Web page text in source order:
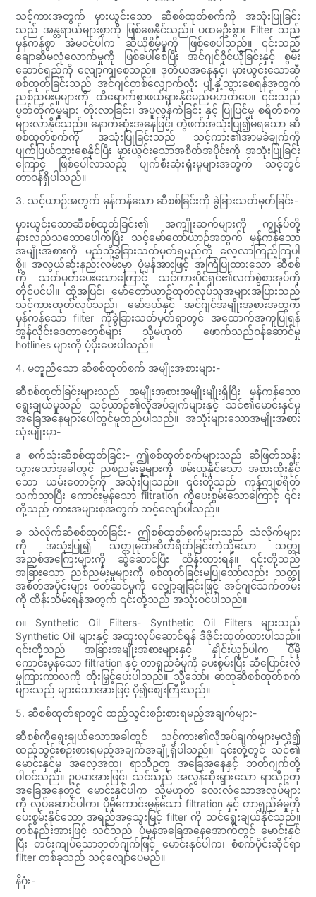
သင့်ကားအတွက် မှားယွင်းသော ဆီစစ်ထုတ်စက်ကို အသုံးပြုခြင်း
သည် အန္တရာယ်များစွာကို ဖြစ်စေနိုင်သည်။ ပထမဦးစွာ၊ Filter သည်
မှန်ကန်စွာ အံမဝင်ပါက ဆီယိုစိမ့်မှုကို ဖြစ်စေပါသည်။ ၎င်းသည်
ချောဆီမလုံလောက်မှုကို ဖြစ်ပေါ်စေပြီး အင်ဂျင်ဝိုင်ယိုခြင်းနှင့် စွမ်း
ဆောင်ရည်ကို လျော့ကျစေသည်။ ဒုတိယအနေနှင့်၊ မှားယွင်းသောဆီ
စစ်ထုတ်ခြင်းသည် အင်ဂျင်တစ်လျှောက်လုံး ပျံ့နှံ့သွားစေရန်အတွက်
ညစ်ညမ်းမှုများကို ထိရောက်စွာဖယ်ရှားနိုင်မည်မဟုတ်ပေ။ ၎င်းသည်
ပွတ်တိုက်မှုများ တိုးလာခြင်း၊ အပူလွန်ကဲခြင်း နှင့် ပြုပြင်မှု စရိတ်စက
များလာနိုင်သည်။ နောက်ဆုံးအနေဖြင့်၊ တွဲဖက်အသုံးပြု၍မရသော ဆီ
စစ်ထုတ်စက်ကို အသုံးပြုခြင်းသည် သင့်ကား၏အာမခံချက်ကို
ပျက်ပြယ်သွားစေနိုင်ပြီး မှားယွင်းသောအစိတ်အပိုင်းကို အသုံးပြုခြင်း
ကြောင့် ဖြစ်ပေါ်လာသည့် ပျက်စီးဆုံးရှုံးမှုများအတွက် သင့်တွင်
တာဝန်ရှိပါသည်။
3. သင့်ယာဉ်အတွက် မှန်ကန်သော ဆီစစ်ခြင်းကို ခွဲခြားသတ်မှတ်ခြင်း-
မှားယွင်းသောဆီစစ်ထုတ်ခြင်း၏ အကျိုးဆက်များကို ကျွန်ုပ်တို့
နားလည်သဘောပေါက်ပြီး သင့်မော်တော်ယာဉ်အတွက် မှန်ကန်သော
အမျိုးအစားကို မည်သို့ခွဲခြားသတ်မှတ်ရမည်ကို လေ့လာကြည့်ကြပါ
စို့။ အလွယ်ဆုံးနည်းလမ်းမှာ ပုံမှန်အားဖြင့် အကြံပြုထားသော ဆီစစ်
ကို သတ်မှတ်ပေးသောကြောင့် သင့်ကားပိုင်ရှင်၏လက်စွဲစာအုပ်ကို
တိုင်ပင်ပါ။ ထို့အပြင်၊ မော်တော်ယာဥ်ထုတ်လုပ်သူအများအပြားသည်
သင့်ကားထုတ်လုပ်သည့်၊ မော်ဒယ်နှင့် အင်ဂျင်အမျိုးအစားအတွက်
မှန်ကန်သော filter ကိုခွဲခြားသတ်မှတ်ရာတွင် အထောက်အကူပြုရန်
အွန်လိုင်းဒေတာဘေ့စ်များ သို့မဟုတ် ဖောက်သည်ဝန်ဆောင်မှု
hotlines များကို ပံ့ပိုးပေးပါသည်။
4. မတူညီသော ဆီစစ်ထုတ်စက် အမျိုးအစားများ-
ဆီစစ်ထုတ်ခြင်းများသည် အမျိုးအစားအမျိုးမျိုးရှိပြီး မှန်ကန်သော
ရွေးချယ်မှုသည် သင့်ယာဉ်၏လိုအပ်ချက်များနှင့် သင်၏မောင်းနှင်မှု
အခြေအနေများပေါ်တွင်မူတည်ပါသည်။ အသုံးများသောအမျိုးအစား
သုံးမျိုးမှာ-
a စက်သုံးဆီစစ်ထုတ်ခြင်း- ဤစစ်ထုတ်စက်များသည် ဆီဖြတ်သန်း
သွားသောအခါတွင် ညစ်ညမ်းမှုများကို ဖမ်းယူနိုင်သော အစားထိုးနိုင်
သော ယမ်းတောင့်ကို အသုံးပြုသည်။ ၎င်းတို့သည် ကုန်ကျစရိတ်
သက်သာပြီး ကောင်းမွန်သော filtration ကိုပေးစွမ်းသောကြောင့် ၎င်း
တို့သည် ကားအများစုအတွက် သင့်လျော်ပါသည်။
ခ သံလိုက်ဆီစစ်ထုတ်ခြင်း- ဤစစ်ထုတ်စက်များသည် သံလိုက်များ
ကို အသုံးပြု၍ သတ္တုမုတ်ဆိတ်ရိတ်ခြင်းကဲ့သို့သော သတ္တု
အညစ်အကြေးများကို ဆွဲဆောင်ပြီး ထိန်းထားရန်။ ၎င်းတို့သည်
အခြားသော ညစ်ညမ်းမှုများကို စစ်ထုတ်ခြင်းမပြုသော်လည်း သတ္တု
အစိတ်အပိုင်းများ ဝတ်ဆင်မှုကို လျှော့ချခြင်းဖြင့် အင်ဂျင်သက်တမ်း
ကို ထိန်းသိမ်းရန်အတွက် ၎င်းတို့သည် အသုံးဝင်ပါသည်။
ဂ။ Synthetic Oil Filters- Synthetic Oil Filters များသည်
Synthetic Oil များနှင့် အထူးလုပ်ဆောင်ရန် ဒီဇိုင်းထုတ်ထားပါသည်။
၎င်းတို့သည် အခြားအမျိုးအစားများနှင့် နှိုင်းယှဉ်ပါက ပိုမို
ကောင်းမွန်သော filtration နှင့် တာရှည်ခံမှုကို ပေးစွမ်းပြီး ဆီပြောင်းလဲ
မှုကြားကာလကို တိုးမြှင့်ပေးပါသည်။ သို့သော်၊ ဓာတုဆီစစ်ထုတ်စက်
များသည် များသောအားဖြင့် ပို၍စျေးကြီးသည်။
5. ဆီစစ်ထုတ်ရာတွင် ထည့်သွင်းစဉ်းစားရမည့်အချက်များ-
ဆီစစ်ကိုရွေးချယ်သောအခါတွင် သင့်ကား၏လိုအပ်ချက်များမှလွဲ၍
ထည့်သွင်းစဉ်းစားရမည့်အချက်အချို့ရှိပါသည်။ ၎င်းတို့တွင် သင်၏
မောင်းနှင်မှု အလေ့အထ၊ ရာသီဥတု အခြေအနေနှင့် ဘတ်ဂျက်တို့
ပါဝင်သည်။ ဥပမာအားဖြင့်၊ သင်သည် အလွန်ဆိုးရွားသော ရာသီဥတု
အခြေအနေတွင် မောင်းနှင်ပါက သို့မဟုတ် လေးလံသောအလုပ်များ
ကို လုပ်ဆောင်ပါက၊ ပိုမိုကောင်းမွန်သော filtration နှင့် တာရှည်ခံမှုကို
ပေးစွမ်းနိုင်သော အရည်အသွေးမြင့် filter ကို သင်ရွေးချယ်နိုင်သည်။
တစ်နည်းအားဖြင့် သင်သည် ပုံမှန်အခြေအနေအောက်တွင် မောင်းနှင်
ပြီး တင်းကျပ်သောဘတ်ဂျက်ဖြင့် မောင်းနှင်ပါက၊ စံစက်ပိုင်းဆိုင်ရာ
filter တစ်ခုသည် သင့်လျော်ပေမည်။
နိဂုံး-